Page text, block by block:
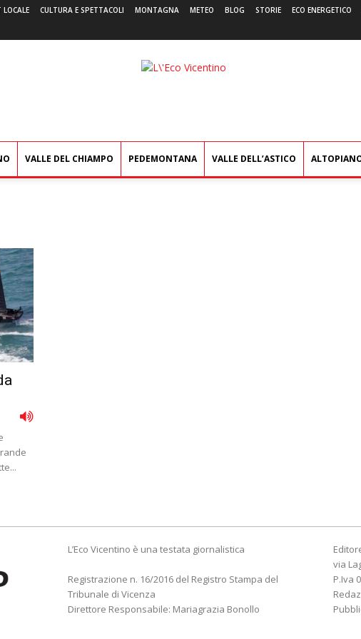
LOCALE CULTURA E SPETTACOLI MONTAGNA METEO BLOG STORIE ECO ENERGETICO
L'Eco
VALLE DEL CHIAMPO PEDEMONTANA VALLE DELL’ASTICO
L’Eco Vicentino è una testata giornalistica
Registrazione n. 16/2016 del Registro Stampa del
Tribunale di Vicenza
Direttore Responsabile: Mariagrazia Bonollo
via
P.Iva